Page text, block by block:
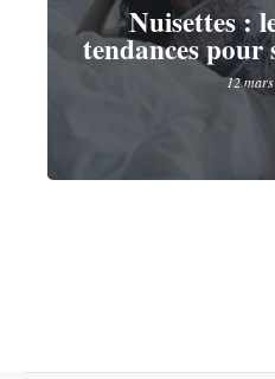
Nuisettes :
tendances
12